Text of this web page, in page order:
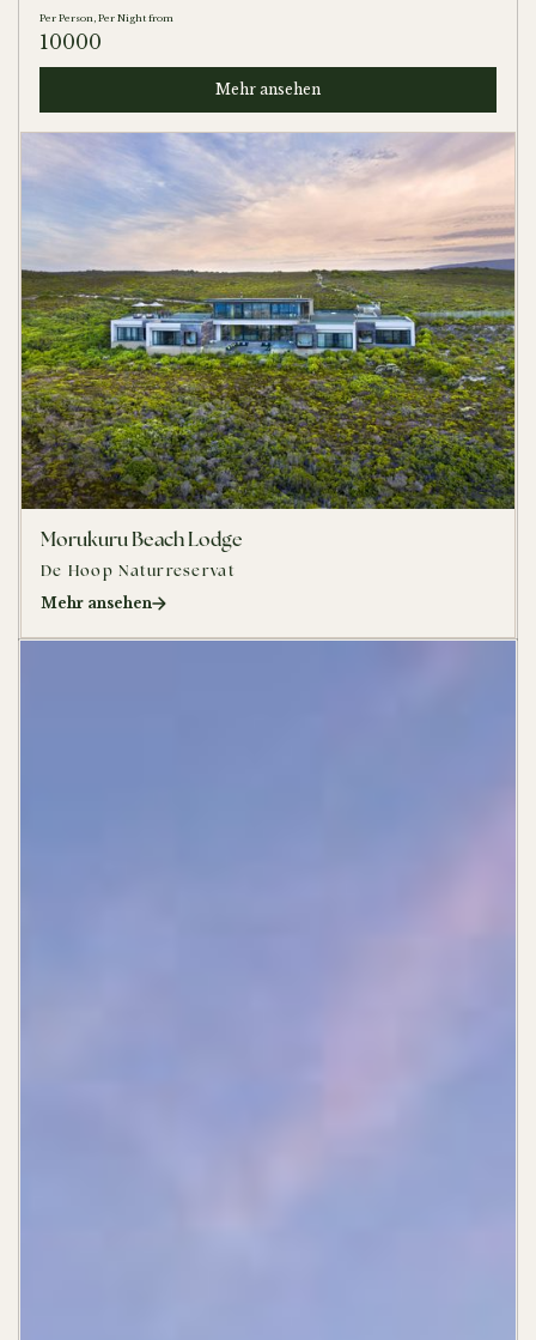
Per Person, Per Night from
10000
Mehr ansehen
Morukuru Beach Lodge
De Hoop Naturreservat
Mehr ansehen